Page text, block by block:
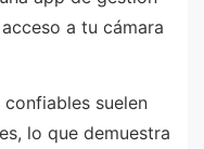
a tu cámara
suelen
lo que demuestra